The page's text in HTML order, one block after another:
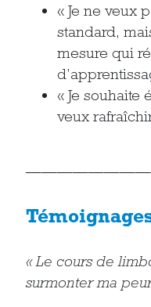
« Je ne veux
standard,
mesure qui
« Je souhaite
veux
« Le cours de
surmonter ma